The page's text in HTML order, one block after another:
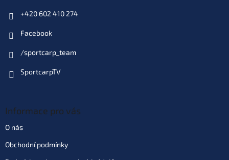
+420 602 410 274
Facebook
/sportcarp_team
SportcarpTV
Informace pro vás
O nás
Obchodní podmínky